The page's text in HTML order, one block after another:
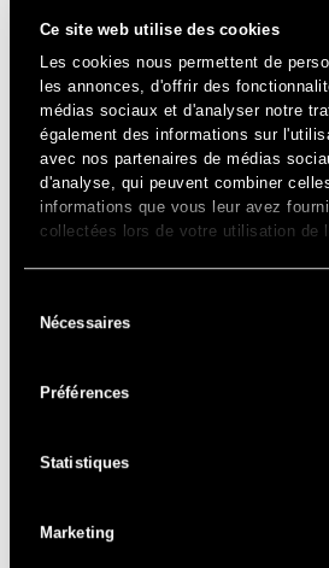
Ce site web utilise des cookies
Les cookies nous permettent de
les annonces, d'offrir des
médias sociaux et d'analyser notre
également des informations sur
avec nos partenaires de médias
d'analyse, qui peuvent combiner
informations que vous leur avez
collectées lors de votre utilisation de
duNécessaires
Préférences
Statistiques
Marketing
Tout droit sorti des années
music le plus en vue du moment
Solidays en un véritable
Collectionneur passionné et
Jérémy Underground nous fera
ses derniers trésors et
dance !
La cheffe de file de la techno
transpirer Solidays ! Première DJ
souffle un vent ultra-festif sur
bouscule les préjugés. Il ne reste
: du soleil, du coeur
Après cinq ans d’absence, la